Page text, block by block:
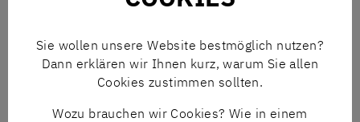
E-Mailgwn(at)nngt.de
Sie wollen unsere Website bestmöglich nutzen?
Dann erklären wir Ihnen kurz, warum Sie allen
Cookies zustimmen sollten.
Wozu brauchen wir Cookies? Wie in einem